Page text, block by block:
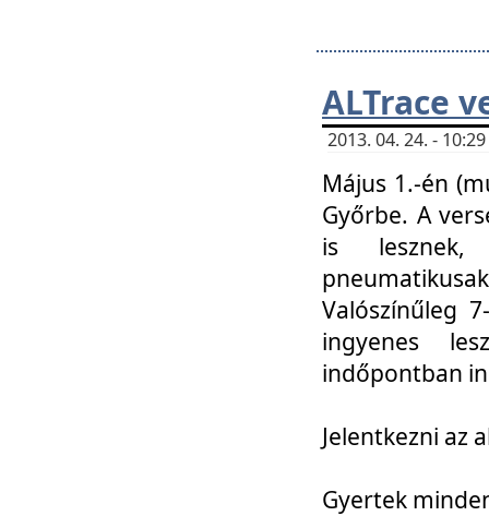
ALTrace
2013. 04. 24. -
Május 1.-én
Győrbe. A
is lesznek,
Valószínűleg
ingyenes
indőpontban
Jelentkezni az
Gyertek